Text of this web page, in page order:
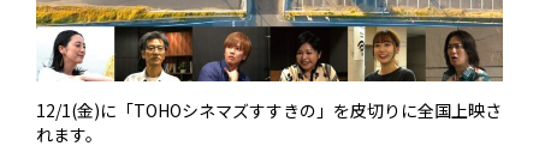
12/1(金)に「TOHOシネマズすすきの」を皮切りに全国上映さ
れます。